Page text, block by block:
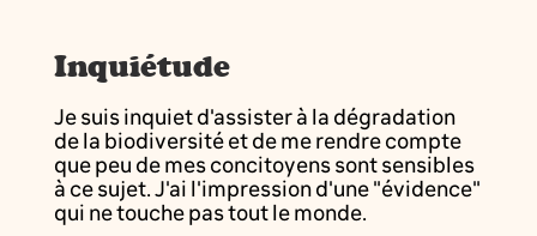
Inquiétude
Je suis inquiet d'assister à la dégradation
de la biodiversité et de me rendre compte
que peu de mes concitoyens sont sensibles
à ce sujet. J'ai l'impression d'une "évidence"
qui ne touche pas tout le monde.